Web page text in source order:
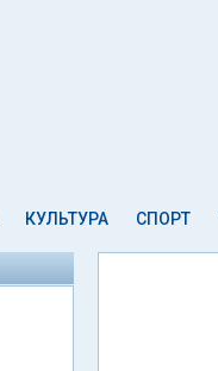
КУЛЬТУРА СПОРТ